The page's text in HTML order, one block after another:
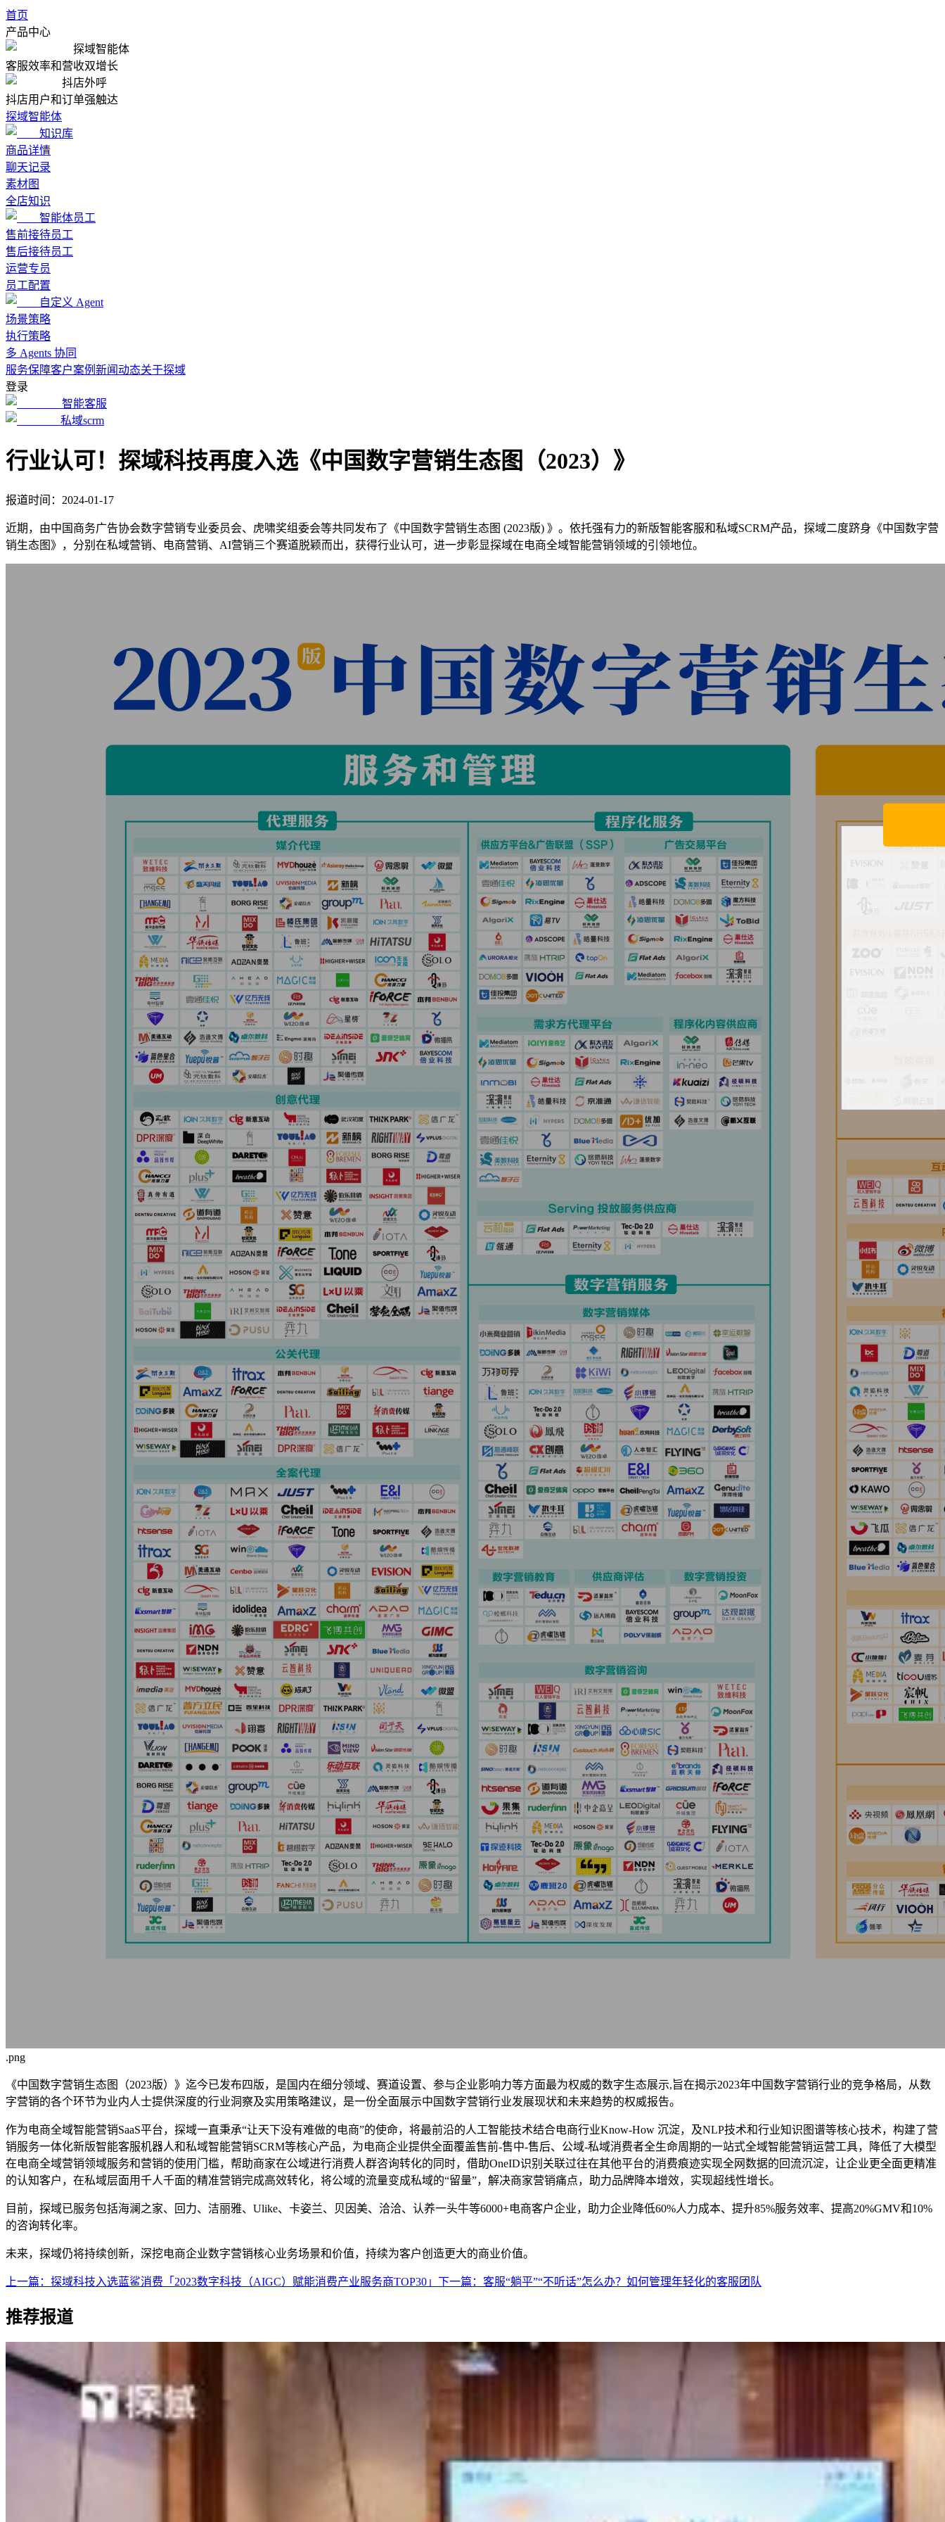
首页
产品中心
探域智能体
客服效率和营收双增长
抖店外呼
抖店用户和订单强触达
探域智能体
知识库
商品详情
聊天记录
素材图
全店知识
智能体员工
售前接待员工
售后接待员工
运营专员
员工配置
自定义 Agent
场景策略
执行策略
多 Agents 协同
服务保障客户案例 新闻动态关于探域
登录
智能客服
私域scrm
行业认可！探域科技再度入选《中国数字营销生态图（2023）》
报道时间：2024-01-17
近期，由中国商务广告协会数字营销专业委员会、虎啸奖组委会等共同发布了《中国数字营销生态图 (2023版) 》。依托强有力的新版智能客服和私域SCRM产品，探域二度跻身《中国数字营
销生态图》，分别在私域营销、电商营销、AI营销三个赛道脱颖而出，获得行业认可，进一步彰显探域在电商全域智能营销领域的引领地位。
.png
《中国数字营销生态图（2023版）》迄今已发布四版，是国内在细分领域、赛道设置、参与企业影响力等方面最为权威的数字生态展示,旨在揭示2023年中国数字营销行业的竞争格局，从数
字营销的各个环节为业内人士提供深度的行业洞察及实用策略建议，是一份全面展示中国数字营销行业发展现状和未来趋势的权威报告。
作为电商全域智能营销SaaS平台，探域一直秉承“让天下没有难做的电商”的使命，将最前沿的人工智能技术结合电商行业Know-How 沉淀，及NLP技术和行业知识图谱等核心技术，构建了营
销服务一体化新版智能客服机器人和私域智能营销SCRM等核心产品，为电商企业提供全面覆盖售前-售中-售后、公域-私域消费者全生命周期的一站式全域智能营销运营工具，降低了大模型
在电商全域营销领域服务和营销的使用门槛，帮助商家在公域进行消费人群咨询转化的同时，借助OneID识别关联过往在其他平台的消费痕迹实现全网数据的回流沉淀，让企业更全面更精准
的认知客户，在私域层面用千人千面的精准营销完成高效转化，将公域的流量变成私域的“留量”，解决商家营销痛点，助力品牌降本增效，实现超线性增长。
目前，探域已服务包括海澜之家、回力、洁丽雅、Ulike、卡姿兰、贝因美、洽洽、认养一头牛等6000+电商客户企业，助力企业降低60%人力成本、提升85%服务效率、提高20%GMV和10%
的咨询转化率。
未来，探域仍将持续创新，深挖电商企业数字营销核心业务场景和价值，持续为客户创造更大的商业价值。
上一篇： 探域科技入选蓝鲨消费「2023数字科技（AIGC）赋能消费产业服务商TOP30」 下一篇： 客服“躺平”“不听话”怎么办？如何管理年轻化的客服团队
推荐报道